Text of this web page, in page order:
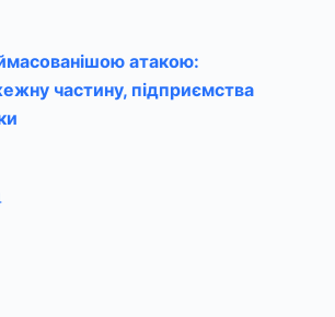
атакою:
частину, підприємства